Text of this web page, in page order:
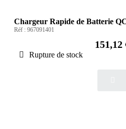
Chargeur Rapide de Batterie
Réf : 967091401
151,12
Rupture de stock